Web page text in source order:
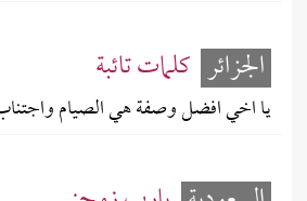
الجزائر كلمات تائبة
يا اخي افضل وصفة هي الصيام